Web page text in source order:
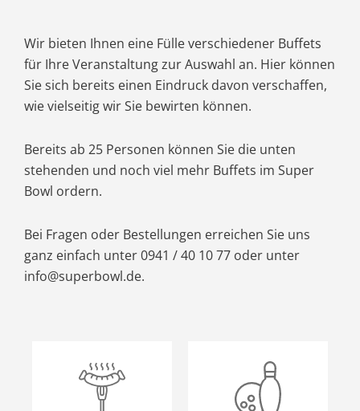
Wir bieten Ihnen eine Fülle verschiedener Buffets
für Ihre Veranstaltung zur Auswahl an. Hier können
Sie sich bereits einen Eindruck davon verschaffen,
wie vielseitig wir Sie bewirten können.
Bereits ab 25 Personen können Sie die unten
stehenden und noch viel mehr Buffets im Super
Bowl ordern.
Bei Fragen oder Bestellungen erreichen Sie uns
ganz einfach unter 0941 / 40 10 77 oder unter
info@superbowl.de.